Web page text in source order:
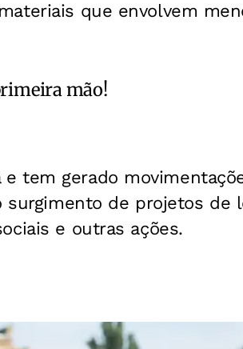
que envolvem
mão!
tem gerado
de projetos de
e outras ações.